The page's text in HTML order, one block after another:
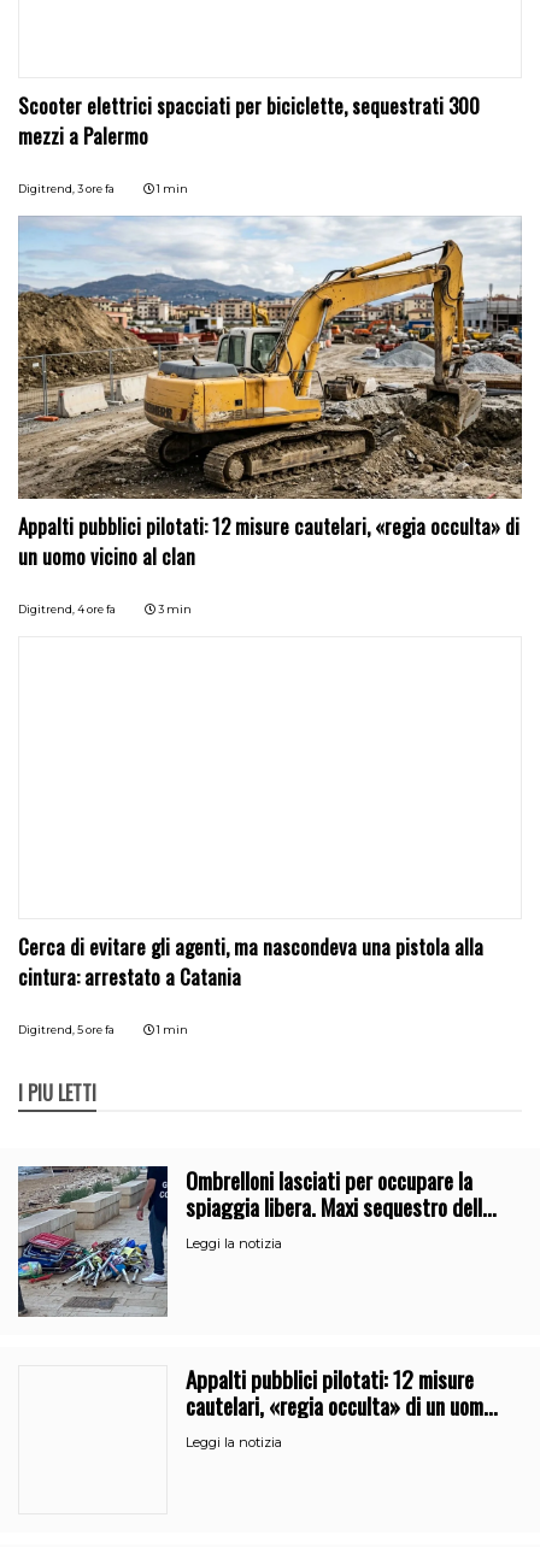
Scooter elettrici spacciati per biciclette, sequestrati 300
mezzi a Palermo
Digitrend, 3 ore fa 1 min
Appalti pubblici pilotati: 12 misure cautelari, «regia occulta» di
un uomo vicino al clan
Digitrend, 4 ore fa 3 min
Cerca di evitare gli agenti, ma nascondeva una pistola alla
cintura: arrestato a Catania
Digitrend,5 ore fa 1 min
I PIÙ LETTI
Ombrelloni lasciati per occupare la
spiaggia libera. Maxi sequestro della
Guardia Costiera
Leggi la notizia
Appalti pubblici pilotati: 12 misure
cautelari, «regia occulta» di un uomo
vicino al clan
Leggi la notizia